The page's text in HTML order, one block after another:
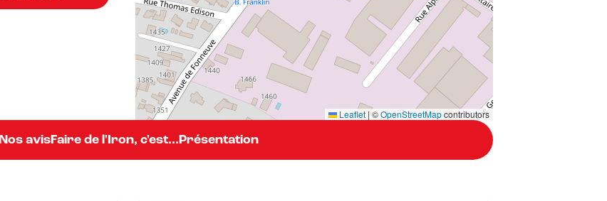
Leaflet | ©OpenStreetMapcontributors
Nos avisFaire de l'Iron, c'est... Présentation